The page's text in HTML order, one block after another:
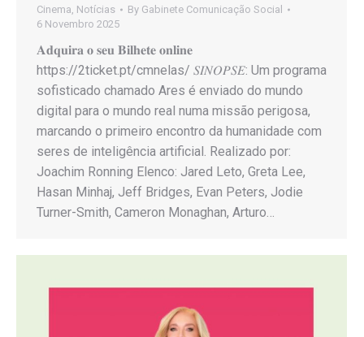
Cinema, Notícias By Gabinete Comunicação Social
6 Novembro 2025
𝐀𝐝𝐪𝐮𝐢𝐫𝐚 𝐨 𝐬𝐞𝐮 𝐁𝐢𝐥𝐡𝐞𝐭𝐞 𝐨𝐧𝐥𝐢𝐧𝐞
https://2ticket.pt/cmnelas/ 𝑆𝐼𝑁𝑂𝑃𝑆𝐸: Um programa
sofisticado chamado Ares é enviado do mundo
digital para o mundo real numa missão perigosa,
marcando o primeiro encontro da humanidade com
seres de inteligência artificial. Realizado por:
Joachim Ronning Elenco: Jared Leto, Greta Lee,
Hasan Minhaj, Jeff Bridges, Evan Peters, Jodie
Turner-Smith, Cameron Monaghan, Arturo…